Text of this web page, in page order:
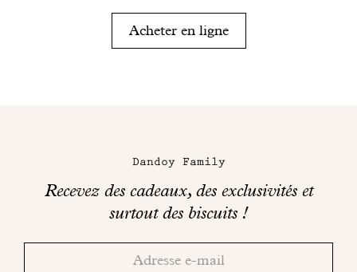
Acheter en ligne
réseaux
Dandoy Family
Recevez des cadeaux, des exclusivités et
surtout des biscuits !